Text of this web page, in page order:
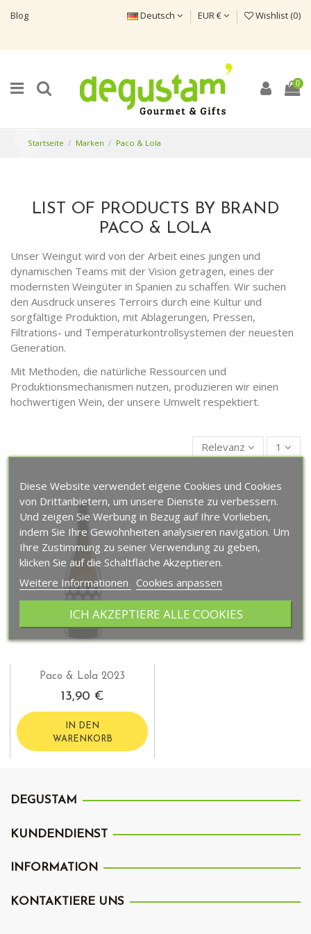
Blog Deutsch EUR € Wishlist (0)
0
Startseite Marken Paco & Lola
LIST OF PRODUCTS BY BRAND
PACO & LOLA
Unser Weingut wird von der Arbeit eines jungen und
dynamischen Teams mit der Vision getragen, eines der
modernsten Weingüter in Spanien zu schaffen. Wir suchen
den Ausdruck unseres Terroirs durch eine Kultur und
sorgfältige Produktion, mit Ablagerungen, Pressen,
Filtrations- und Temperaturkontrollsystemen der neuesten
Generation.
Mit Methoden, die natürliche Ressourcen und
Produktionsmechanismen nutzen, produzieren wir einen
hochwertigen Wein, der unsere Umwelt respektiert.
Relevanz 1
Paco & Lola 2023
13,90 €
IN DEN
WARENKORB
DEGUSTAM
KUNDENDIENST
INFORMATION
KONTAKTIERE UNS
Diese Website verwendet eigene Cookies und Cookies
von Drittanbietern, um unsere Dienste zu verbessern.
Und zeigen Sie Werbung in Bezug auf Ihre Vorlieben,
indem Sie Ihre Gewohnheiten analysieren navigation. Um
Ihre Zustimmung zu seiner Verwendung zu geben,
klicken Sie auf die Schaltfläche Akzeptieren.
Weitere Informationen
Cookies anpassen
ICH AKZEPTIERE ALLE COOKIES